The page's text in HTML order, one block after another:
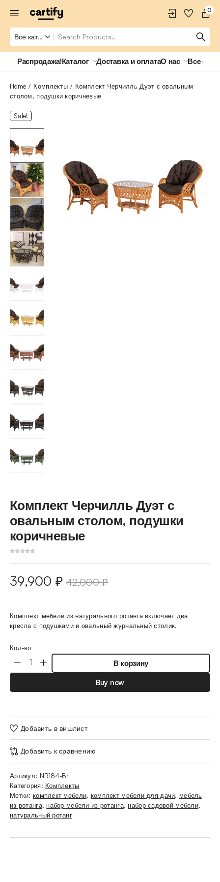
0
Распродажа!Каталог Доставка и оплатаО нас Все о
Home Комплекты
Комплект Черчилль Дуэт с овальным
столом, подушки коричневые
Sale!
Комплект Черчилль Дуэт с
овальным столом, подушки
коричневые
42,000₽
39,900 ₽
Комплект мебели из натурального ротанга включает два
кресла с подушками и овальный журнальный столик.
Кол-во
В корзину
Buy now
Добавить в вишлист
Добавить к сравнению
Артикул: NR184-Br
Категория: Комплекты
Метки: комплект мебели, комплект мебели для дачи, мебель
из ротанга, набор мебели из ротанга, набор садовой мебели,
натуральный ротанг